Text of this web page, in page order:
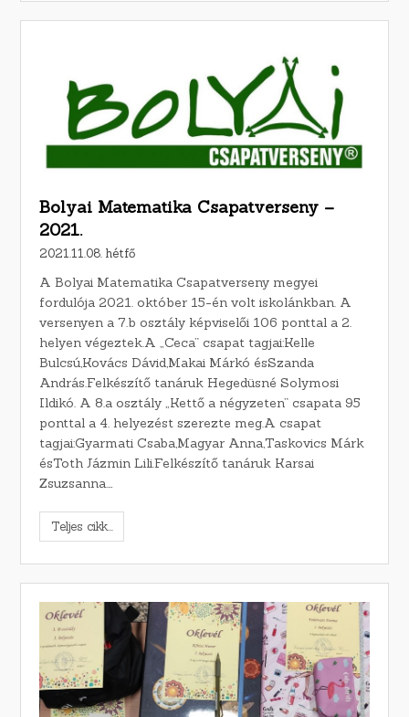
Bolyai Matematika Csapatverseny –
2021.
2021.11.08. hétfő
A Bolyai Matematika Csapatverseny megyei
fordulója 2021. október 15-én volt iskolánkban. A
versenyen a 7.b osztály képviselői 106 ponttal a 2.
helyen végeztek.A „Ceca” csapat tagjai:Kelle
Bulcsú,Kovács Dávid,Makai Márkó ésSzanda
András.Felkészítő tanáruk Hegedüsné Solymosi
Ildikó. A 8.a osztály „Kettő a négyzeten” csapata 95
ponttal a 4. helyezést szerezte meg.A csapat
tagjai:Gyarmati Csaba,Magyar Anna,Taskovics Márk
ésToth Jázmin Lili.Felkészítő tanáruk Karsai
Zsuzsanna.…
Teljes cikk...